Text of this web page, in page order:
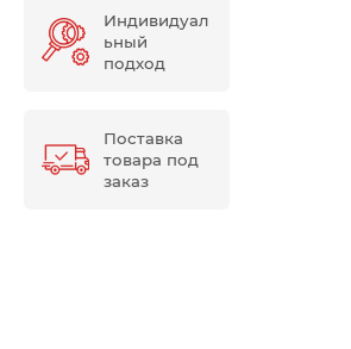
Индивидуал
ьный
подход
Поставка
товара под
заказ